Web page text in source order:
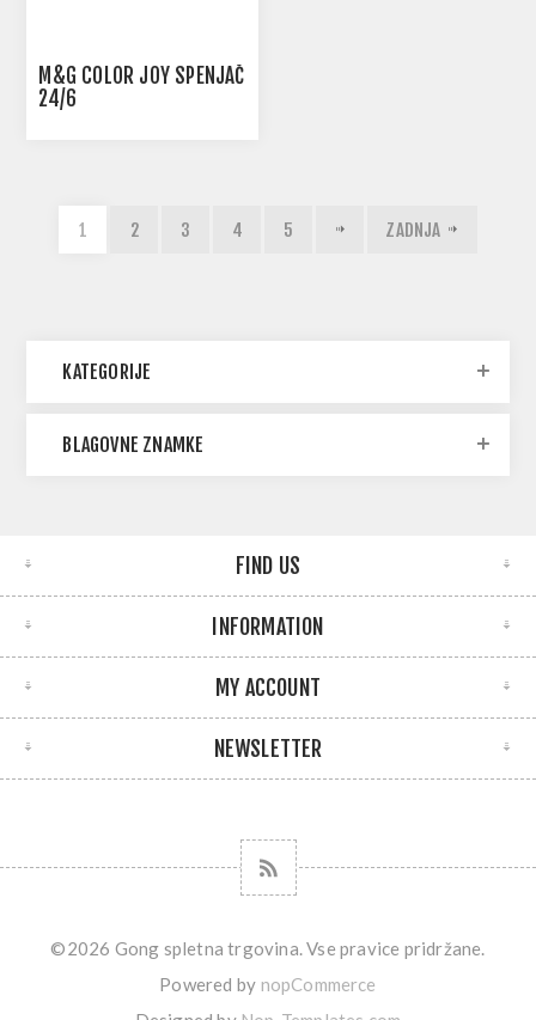
M&G COLOR JOY SPENJAČ
24/6
1 2 3 4 5 ZADNJA
KATEGORIJE
BLAGOVNE ZNAMKE
FIND US
INFORMATION
MY ACCOUNT
NEWSLETTER
©2026 Gong spletna trgovina. Vse pravice pridržane.
Powered by nopCommerce